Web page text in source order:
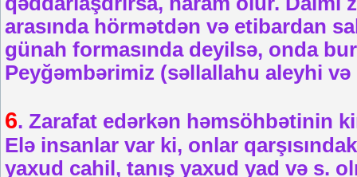
arasında hörmətdən və etibardan
günah formasında deyilsə, onda
Peyğəmbərimiz (səllallahu aleyhi
6. Zarafat edərkən həmsöhbətinin
Elə insanlar var ki, onlar
yaxud cahil, tanış yaxud yad və s.